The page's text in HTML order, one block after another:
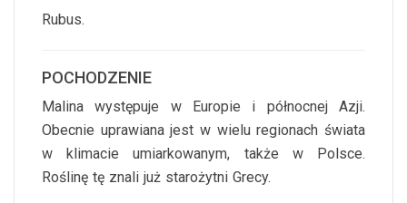
Rubus.
POCHODZENIE
Malina występuje w Europie i północnej Azji.
Obecnie uprawiana jest w wielu regionach świata
w klimacie umiarkowanym, także w Polsce.
Roślinę tę znali już starożytni Grecy.